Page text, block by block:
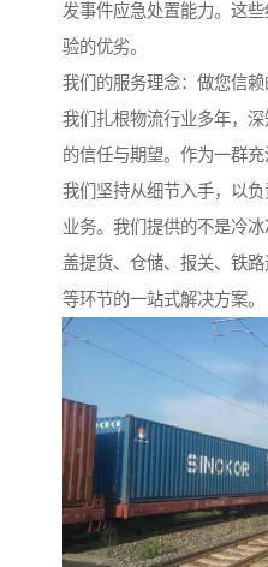
发事件应急处置能力。这
验的优劣。
我们的服务理念：做您信
我们扎根物流行业多年，
的信任与期望。作为一群充
我们坚持从细节入手，以
业务。我们提供的不是冷
盖提货、仓储、报关、铁
等环节的一站式解决方案。